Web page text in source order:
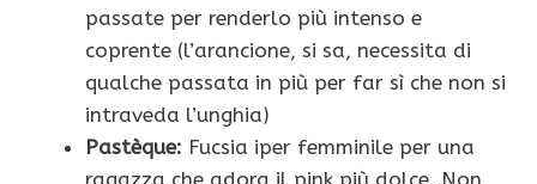
passate per renderlo più intenso e
coprente (l’arancione, si sa, necessita di
qualche passata in più per far sì che non si
intraveda l’unghia)
Pastèque: Fucsia iper femminile per una